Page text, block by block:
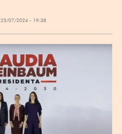
25/07/2024 - 19:38